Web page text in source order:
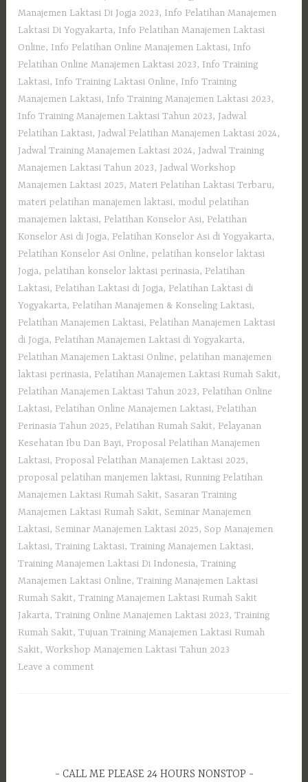
Manajemen Laktasi Di Jogja 2023, Info Pelatihan Manajemen
Laktasi Di Yogyakarta, Info Pelatihan Manajemen Laktasi
Online, Info Pelatihan Online Manajemen Laktasi, Info
Pelatihan Online Manajemen Laktasi 2023, Info Training
Laktasi, Info Training Laktasi Online, Info Training
Manajemen Laktasi, Info Training Manajemen Laktasi 2023,
Info Training Manajemen Laktasi Tahun 2023, Jadwal
Pelatihan Laktasi, Jadwal Pelatihan Manajemen Laktasi 2024,
Jadwal Training Manajemen Laktasi 2024, Jadwal Training
Manajemen Laktasi Tahun 2023, Jadwal Workshop
Manajemen Laktasi 2025,Materi Pelatihan Laktasi Terbaru,
materi pelatihan manajemen laktasi, modul pelatihan
manajemen laktasi, Pelatihan Konselor Asi, Pelatihan
Konselor Asi di Jogja, Pelatihan Konselor Asi di Yogyakarta,
Pelatihan Konselor Asi Online, pelatihan konselor laktasi
Jogja, pelatihan konselor laktasi perinasia, Pelatihan
Laktasi, Pelatihan Laktasi di Jogja, Pelatihan Laktasi di
Yogyakarta, Pelatihan Manajemen & Konseling Laktasi,
Pelatihan Manajemen Laktasi, Pelatihan Manajemen Laktasi
di Jogja, Pelatihan Manajemen Laktasi di Yogyakarta,
Pelatihan Manajemen Laktasi Online, pelatihan manajemen
laktasi perinasia, Pelatihan Manajemen Laktasi Rumah Sakit,
Pelatihan Manajemen Laktasi Tahun 2023, Pelatihan Online
Laktasi, Pelatihan Online Manajemen Laktasi, Pelatihan
Perinasia Tahun 2025, Pelatihan Rumah Sakit, Pelayanan
Kesehatan Ibu Dan Bayi, Proposal Pelatihan Manajemen
Laktasi, Proposal Pelatihan Manajemen Laktasi 2025,
proposal pelatihan manjemen laktasi, Running Pelatihan
Manajemen Laktasi Rumah Sakit, Sasaran Training
Manajemen Laktasi Rumah Sakit, Seminar Manajemen
Laktasi, Seminar Manajemen Laktasi 2025, Sop Manajemen
Laktasi,Training Laktasi,Training Manajemen Laktasi,
Training Manajemen Laktasi Di Indonesia,Training
Manajemen Laktasi Online,Training Manajemen Laktasi
Rumah Sakit,Training Manajemen Laktasi Rumah Sakit
Jakarta,Training Online Manajemen Laktasi 2023,Training
Rumah Sakit,Tujuan Training Manajemen Laktasi Rumah
Sakit,Workshop Manajemen Laktasi Tahun 2023
Leave a comment
CALL ME PLEASE 24 HOURS NONSTOP